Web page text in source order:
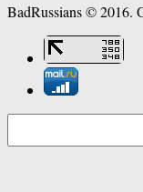
BadRussians © 2016.